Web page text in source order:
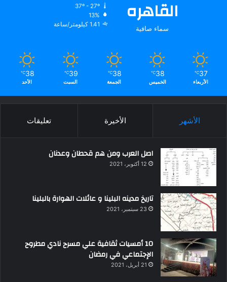
القاهره
سماء صافية
37º - 27º
13%
1.41 كيلومتر/ساعة
37
℃
الأربعاء
38
℃
الخميس
38
℃
الجمعة
39
℃
السبت
38
℃
الأحد
الأشهر الأخيرة تعليقات
اصل العرب ومن هم قحطان وعدنان
12 أكتوبر، 2021
تاريخ مدينه البلينا و عائلات الهوارة بالبلينا
23 سبتمبر، 2021
10 أمسيات ثقافية علي مسرح نادي مطروح
الإجتماعي في رمضان
21 أبريل، 2021